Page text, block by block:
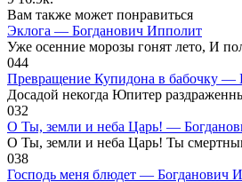
Вам также может понравиться
Эклога — Богданович Ипполит
Уже осенние морозы гонят лето, И
044
Превращение Купидона в бабочку —
Досадой некогда Юпитер
032
О Ты, земли и неба Царь! —
О Ты, земли и неба Царь! Ты
038
Господь меня блюдет — Богданович